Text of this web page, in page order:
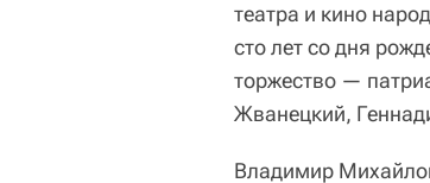
театра и кино
сто лет со дня
торжество —
Жванецкий,
Владимир